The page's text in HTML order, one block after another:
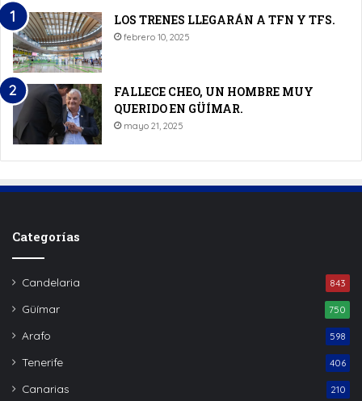
LOS TRENES LLEGARÁN A TFN Y TFS.
febrero 10, 2025
FALLECE CHEO, UN HOMBRE MUY
QUERIDO EN GÜÍMAR.
mayo 21, 2025
Categorías
Candelaria 843
Güímar 750
Arafo 598
Tenerife 406
Canarias 210